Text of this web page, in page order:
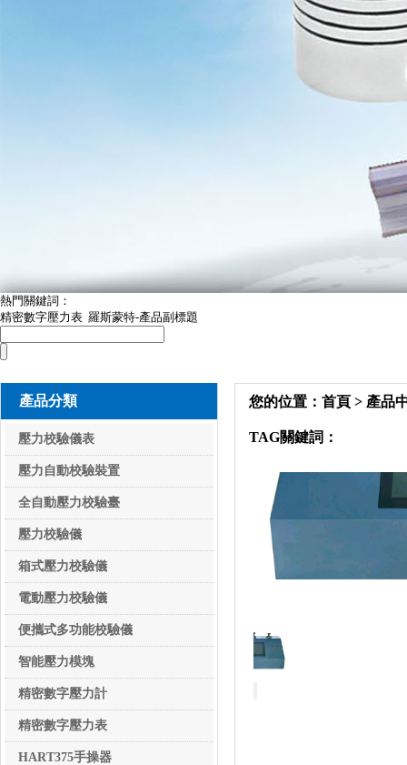
熱門關鍵詞：
精密數字壓力表 羅斯蒙特-產品副標題
產品分類
壓力校驗儀表
壓力校驗儀表
壓力自動校驗裝置
全自動壓力校驗臺
壓力校驗儀
箱式壓力校驗儀
電動壓力校驗儀
便攜式多功能校驗儀
智能壓力模塊
精密數字壓力計
精密數字壓力表
HART375手操器
您的位置： 首頁 > 產品
壓力校驗臺
TAG關鍵詞：